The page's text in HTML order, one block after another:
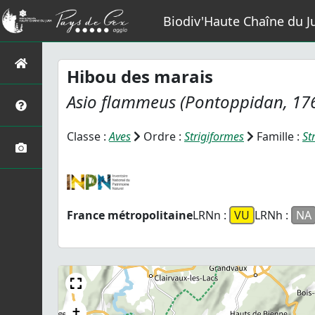
Biodiv'Haute Chaîne du
Hibou des marais
Asio flammeus (Pontoppidan,
Classe :Aves Ordre : Strigiformes Famille :
France métropolitaineLRNn : VU LRNh : NA
+